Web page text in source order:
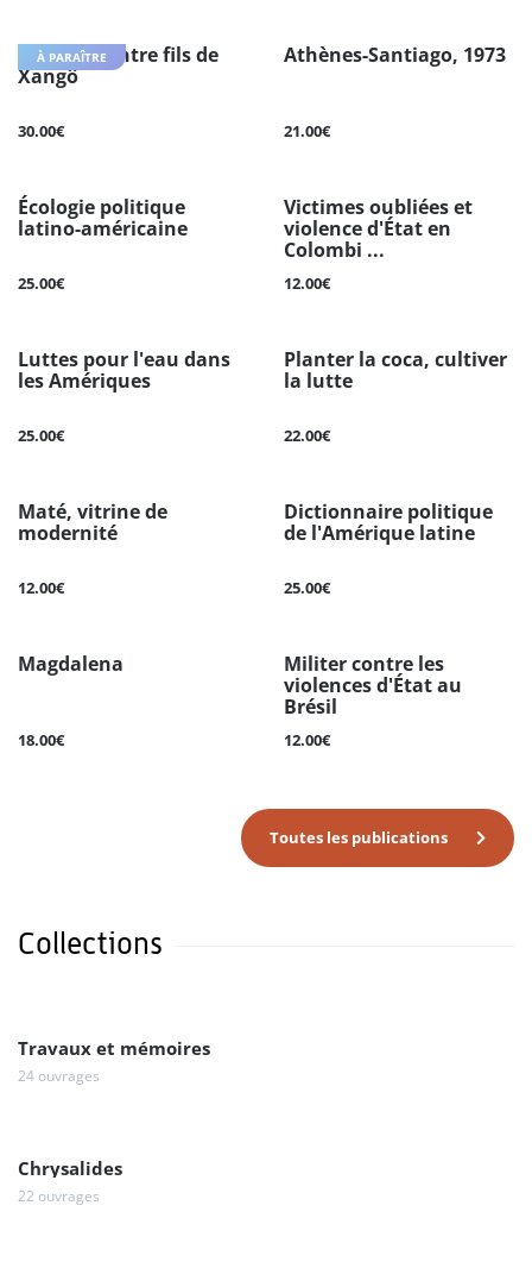
À PARAÎTRE
Dialogue entre fils de
Xangô
30.00€
Athènes-Santiago, 1973
21.00€
Écologie politique
latino-américaine
25.00€
Victimes oubliées et
violence d'État en
Colombi ...
12.00€
Luttes pour l'eau dans
les Amériques
25.00€
Planter la coca, cultiver
la lutte
22.00€
Maté, vitrine de
modernité
12.00€
Dictionnaire politique
de l'Amérique latine
25.00€
Magdalena
18.00€
Militer contre les
violences d'État au
Brésil
12.00€
Toutes les publications
Collections
Travaux et mémoires
24 ouvrages
Chrysalides
22 ouvrages